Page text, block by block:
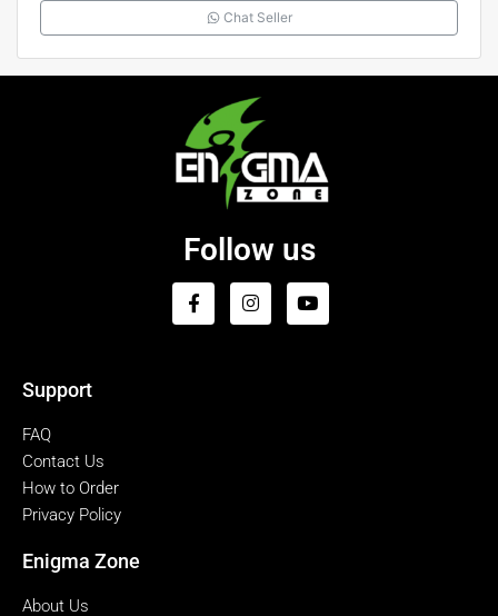
Chat Seller
Follow us
Support
FAQ
Contact Us
How to Order
Privacy Policy
Enigma Zone
About Us